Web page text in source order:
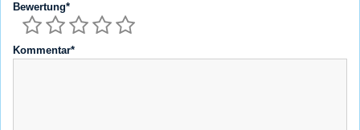
Bewertung*
Kommentar*